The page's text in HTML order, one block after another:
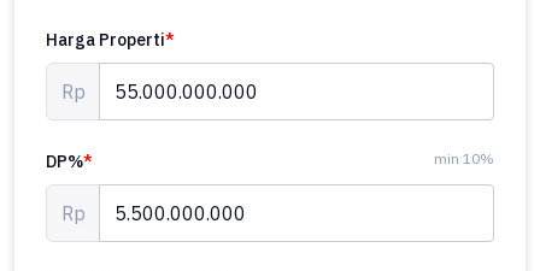
Harga Properti*
Rp
DP%* min 10%
Rp